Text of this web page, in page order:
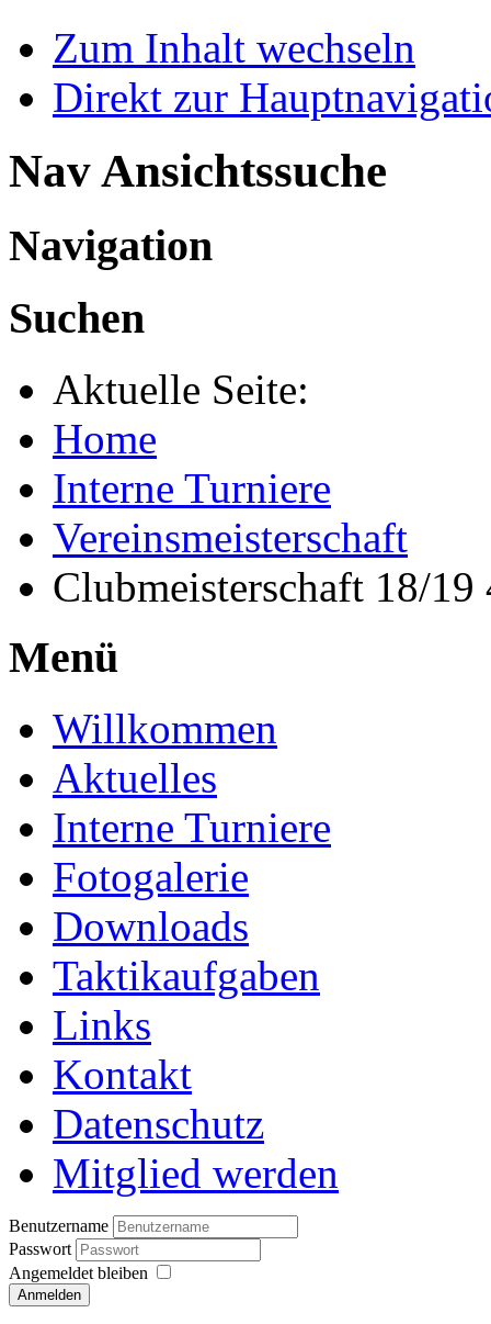
Zum Inhalt wechseln
Direkt zur
Nav Ansichtssuche
Navigation
Suchen
Aktuelle Seite:
Home
Interne Turniere
Vereinsmeisterschaft
Clubmeisterschaft 18/19
Menü
Willkommen
Aktuelles
Interne Turniere
Fotogalerie
Downloads
Taktikaufgaben
Links
Kontakt
Datenschutz
Mitglied werden
Benutzername
Passwort
Angemeldet bleiben
Anmelden